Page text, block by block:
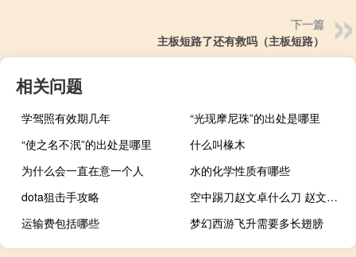
下一篇
主板短路了还有救吗（主板短路）
相关问题
学驾照有效期几年
“光现摩尼珠”的出处是哪里
“使之名不泯”的出处是哪里
什么叫椽木
为什么会一直在意一个人
水的化学性质有哪些
dota狙击手攻略
空中踢刀赵文卓什么刀 赵文卓空中踢刀好厉害
运输费包括哪些
梦幻西游飞升需要多长翅膀